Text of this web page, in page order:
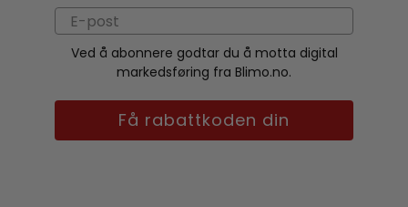
Ved å abonnere godtar du å motta digital
markedsføring fra Blimo.no.
Få rabattkoden din